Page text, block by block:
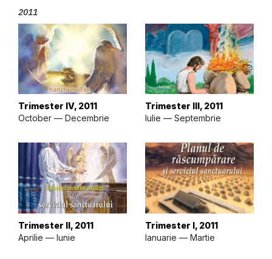
2011
Trimester IV, 2011
October — Decembrie
Trimester III, 2011
Iulie — Septembrie
Trimester II, 2011
Aprilie — Iunie
Trimester I, 2011
Ianuarie — Martie